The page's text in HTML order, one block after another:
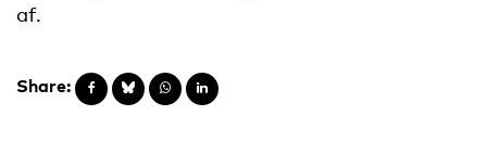
af.
Share: